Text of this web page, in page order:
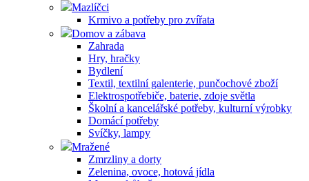
Mazlíčci
Krmivo a potřeby pro zvířata
Domov a zábava
Zahrada
Hry, hračky
Bydlení
Textil, textilní galenterie, punčochové zboží
Elektrospotřebiče, baterie, zdoje světla
Školní a kancelářské potřeby, kulturní výrobky
Domácí potřeby
Svíčky, lampy
Mražené
Zmrzliny a dorty
Zelenina, ovoce, hotová jídla